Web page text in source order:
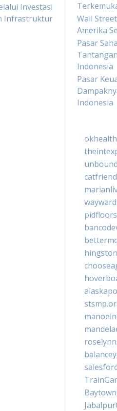
Investasi
Infrastruktur
Wall
Amerika
Pasar
Indonesia
Pasar
Indonesia